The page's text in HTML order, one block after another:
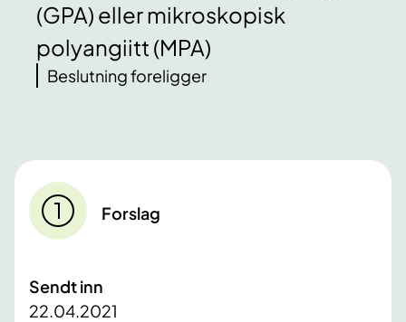
(GPA) eller mikroskopisk
polyangiitt (MPA)
Beslutning foreligger
Forslag
Sendt inn
22.04.2021